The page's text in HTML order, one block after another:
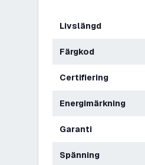
Livslängd
Färgkod
Certifiering
Energimärkning
Garanti
Spänning